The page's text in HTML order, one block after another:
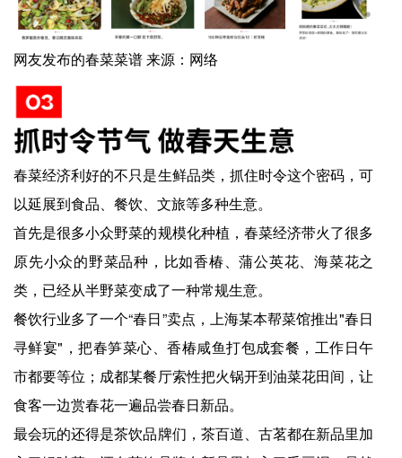
网友发布的春菜菜谱 来源：网络
春菜经济利好的不只是生鲜品类，抓住时令这个密码，可
以延展到食品、餐饮、文旅等多种生意。
首先是很多小众野菜的规模化种植，春菜经济带火了很多
原先小众的野菜品种，比如香椿、蒲公英花、海菜花之
类，已经从半野菜变成了一种常规生意。
餐饮行业多了一个“春日”卖点，上海某本帮菜馆推出"春日
寻鲜宴"，把春笋菜心、香椿咸鱼打包成套餐，工作日午
市都要等位；成都某餐厅索性把火锅开到油菜花田间，让
食客一边赏春花一遍品尝春日新品。
最会玩的还得是茶饮品牌们，茶百道、古茗都在新品里加